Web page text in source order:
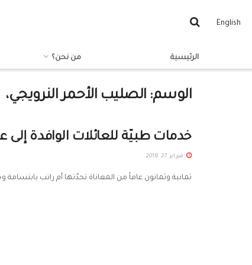
English
الرئيسية من نحن؟
الوسم: الصليب الأحمر النرويجي،
خدمات طبيّة للعائلات الوافدة إلى
فبراير 27, 2018
ثمانية وثمانون عاماً من المعاناة تحدّتها أم راتب